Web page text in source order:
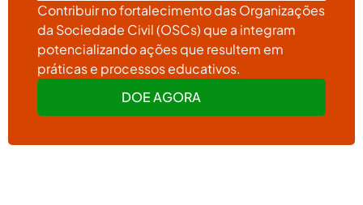
Contribuir no fortalecimento das Organizações
da Sociedade Civil (OSCs) que a integram
potencializando ações que resultem em
práticas e processos educativos.
DOE AGORA